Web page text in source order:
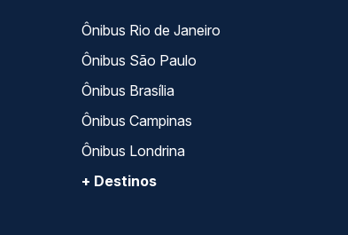
Ônibus Rio de Janeiro
Ônibus São Paulo
Ônibus Brasília
Ônibus Campinas
Ônibus Londrina
+ Destinos